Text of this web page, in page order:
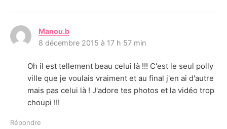
Manou.b
i
:
8 décembre 2015 à 17 h 57 min
Oh il est tellement beau celui là !!! C'est le seul polly
ville que je voulais vraiment et au final j'en ai d'autre
mais pas celui là ! J'adore tes photos et la vidéo trop
choupi !!!
Répondre